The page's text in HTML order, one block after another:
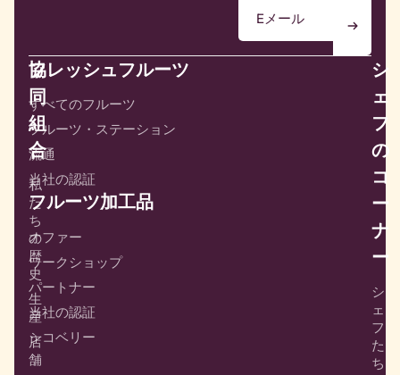
協
同
組
合
私
た
ち
の
歴
史
生
産
店
舗
フレッシュフルーツ
すべてのフルーツ
フルーツ・ステーション
流通
当社の認証
フルーツ加工品
オファー
ワークショップ
パートナー
当社の認証
シコベリー
シ
ェ
フ
の
コ
ー
ナ
ー
シ
ェ
フ
た
ち